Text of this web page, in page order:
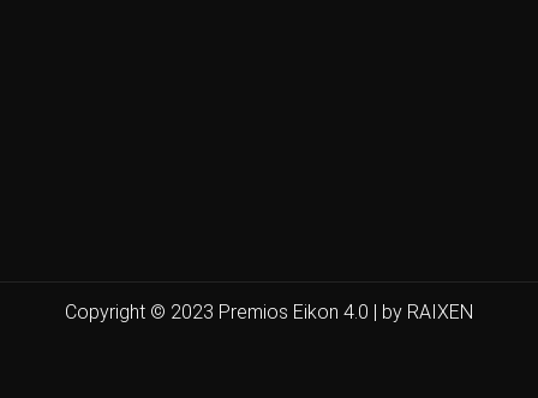
Copyright © 2023 Premios Eikon 4.0 | by RAIXEN